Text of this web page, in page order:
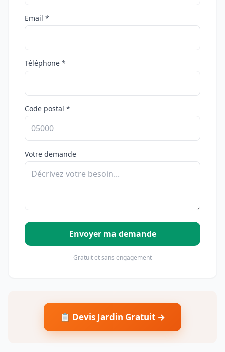
Email *
Téléphone *
Code postal *
Votre demande
Envoyer ma demande
Gratuit et sans engagement
📋 Devis Jardin Gratuit →